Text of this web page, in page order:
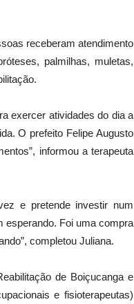
receberam atendimento
palmilhas, muletas,
exercer atividades do dia a
O prefeito Felipe Augusto
informou a terapeuta
e pretende investir num
esperando. Foi uma compra
completou Juliana.
de Boiçucanga e
e fisioterapeutas)